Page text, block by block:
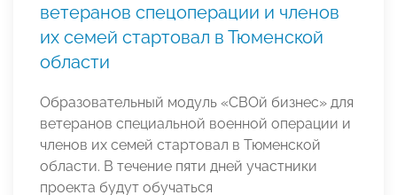
ветеранов спецоперации и членов
их семей стартовал в Тюменской
области
Образовательный модуль «СВОй бизнес» для
ветеранов специальной военной операции и
членов их семей стартовал в Тюменской
области. В течение пяти дней участники
проекта будут обучаться